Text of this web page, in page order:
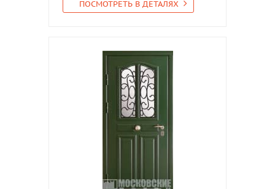
ПОСМОТРЕТЬ В ДЕТАЛЯХ